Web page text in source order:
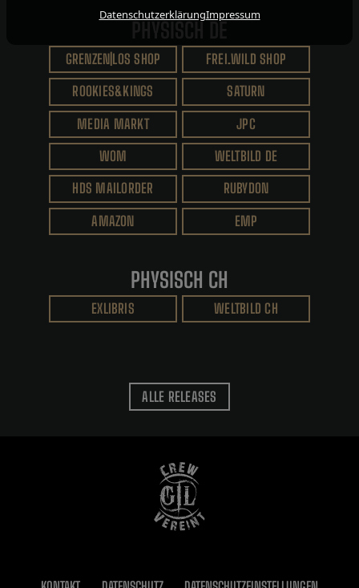
GRENZEN|LOS SHOP
FREI.WILD SHOP
ROOKIES&KINGS
SATURN
MEDIA MARKT
JPC
WOM
WELTBILD DE
HDS MAILORDER
RUBYDON
AMAZON
EMP
PHYSISCH CH
EXLIBRIS WELTBILD CH
ALLE RELEASES
DatenschutzerklärungImpressum